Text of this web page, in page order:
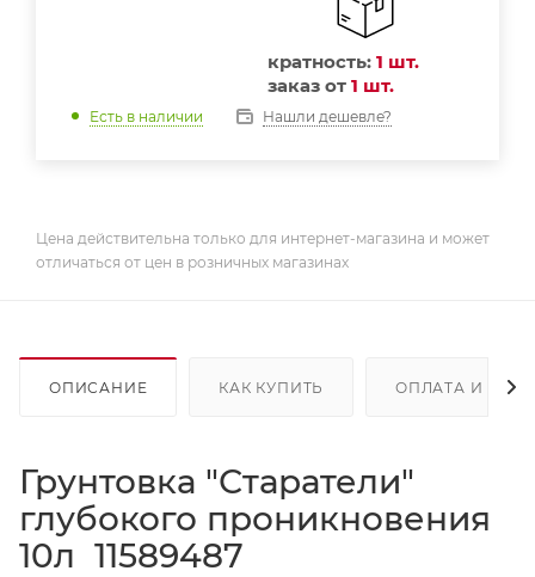
кратность: 1 шт.
заказ от 1 шт.
Есть в наличии Нашли дешевле?
Цена действительна только для интернет-магазина и может
отличаться от цен в розничных магазинах
ОПИСАНИЕ КАК КУПИТЬ ОПЛАТА И
Грунтовка "Старатели"
глубокого проникновения
10л 11589487